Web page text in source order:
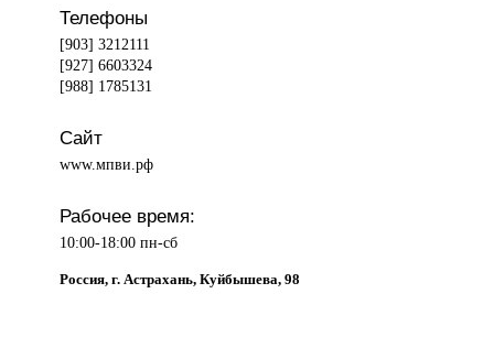
Телефоны
[903] 3212111
[927] 6603324
[988] 1785131
Сайт
www.мпви.рф
Рабочее время:
10:00-18:00 пн-сб
Россия, г. Астрахань, Куйбышева, 98